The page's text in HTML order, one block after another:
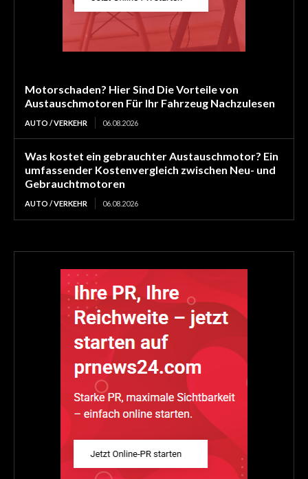
Motorschaden? Hier Sind Die Vorteile von
Austauschmotoren Für Ihr Fahrzeug Nachzulesen
AUTO / VERKEHR 06.08.2026
Was kostet ein gebrauchter Austauschmotor? Ein
umfassender Kostenvergleich zwischen Neu- und
Gebrauchtmotoren
AUTO / VERKEHR 06.08.2026